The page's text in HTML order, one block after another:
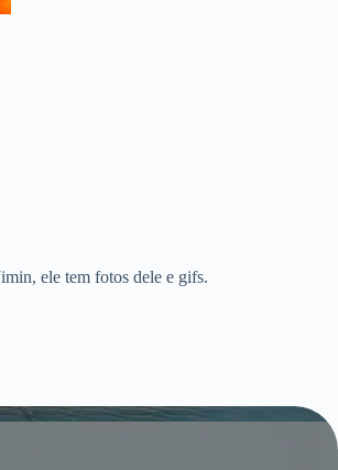
ele tem fotos dele e gifs.